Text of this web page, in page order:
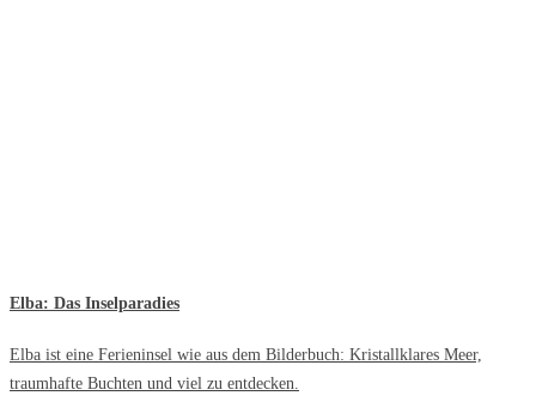
Elba: Das Inselparadies
Elba ist eine Ferieninsel wie aus dem Bilderbuch: Kristallklares Meer,
traumhafte Buchten und viel zu entdecken.